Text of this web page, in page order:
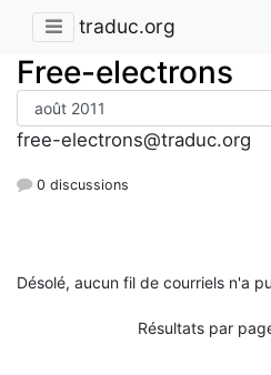
traduc.org
Free-electrons
free-electrons@traduc.org
0 discussions
Désolé, aucun fil de courriels n'a
Résultats par